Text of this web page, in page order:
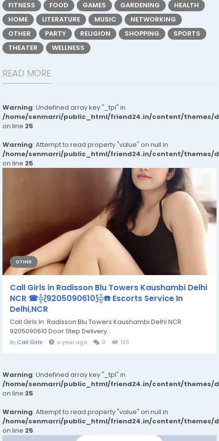
FITNESS
FOOD GAMES GARDENING
HEALTH
HOME
LITERATURE MUSIC
NETWORKING
OTHER
PARTY RELIGION SHOPPING
SPORTS
THEATER
WELLNESS
READ MORE
Warning: Undefined array key "_tpl" in
/home/senmarri/public_html/friend24.in/content/themes/
on line 25
Warning: Attempt to read property "value" on null in
/home/senmarri/public_html/friend24.in/content/themes/
on line 25
OTHER
Call Girls in Radisson Blu Towers Kaushambi Delhi
NCR ☎╬⟅9205090610⟆╬☎️ Escorts Service In
Delhi,NCR
Call Girls In Radisson Blu Towers Kaushambi Delhi NCR
9205090610 Door Step Delivery...
By Call Girls a year ago 0 126
Warning: Undefined array key "_tpl" in
/home/senmarri/public_html/friend24.in/content/themes/
on line 25
Warning: Attempt to read property "value" on null in
/home/senmarri/public_html/friend24.in/content/themes/
on line 25